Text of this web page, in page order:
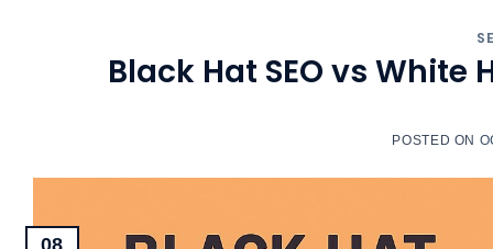
Black Hat SEO vs White
POSTED ON